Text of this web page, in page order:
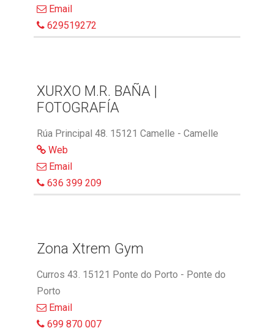
Email
629519272
XURXO M.R. BAÑA |
FOTOGRAFÍA
Rúa Principal 48. 15121 Camelle - Camelle
Web
Email
636 399 209
Zona Xtrem Gym
Curros 43. 15121 Ponte do Porto - Ponte do
Porto
Email
699 870 007